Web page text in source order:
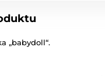
„babydoll“.